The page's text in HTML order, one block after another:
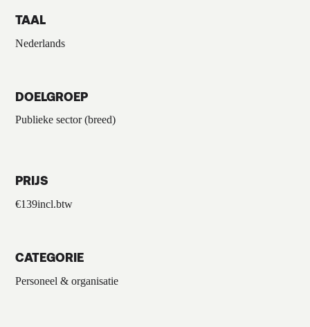
TAAL
Nederlands
DOELGROEP
Publieke sector (breed)
PRIJS
€139incl.btw
CATEGORIE
Personeel & organisatie